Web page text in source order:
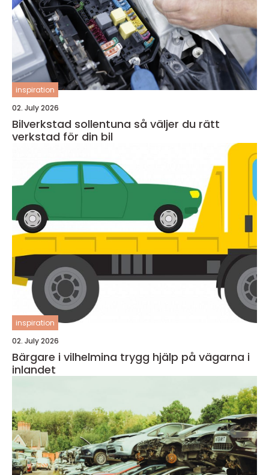
inspiration
02. July 2026
Bilverkstad sollentuna så väljer du rätt
verkstad för din bil
inspiration
02. July 2026
Bärgare i vilhelmina trygg hjälp på vägarna i
inlandet